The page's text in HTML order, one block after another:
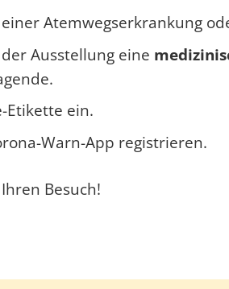
Atemwegserkrankung
Ausstellung eine
Etikette ein.
Warn-App registrieren.
Besuch!